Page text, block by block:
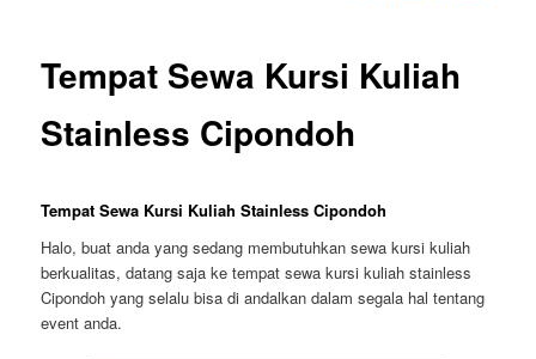
Tempat Sewa Kursi Kuliah
Stainless Cipondoh
Tempat Sewa Kursi Kuliah Stainless Cipondoh
Halo, buat anda yang sedang membutuhkan sewa kursi kuliah
berkualitas, datang saja ke tempat sewa kursi kuliah stainless
Cipondoh yang selalu bisa di andalkan dalam segala hal tentang
event anda.